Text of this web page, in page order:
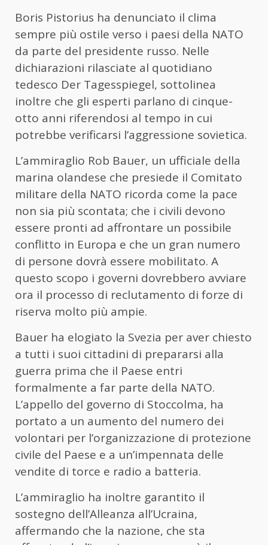
Boris Pistorius ha denunciato il clima
sempre più ostile verso i paesi della NATO
da parte del presidente russo. Nelle
dichiarazioni rilasciate al quotidiano
tedesco Der Tagesspiegel, sottolinea
inoltre che gli esperti parlano di cinque-
otto anni riferendosi al tempo in cui
potrebbe verificarsi l’aggressione sovietica.
L’ammiraglio Rob Bauer, un ufficiale della
marina olandese che presiede il Comitato
militare della NATO ricorda come la pace
non sia più scontata; che i civili devono
essere pronti ad affrontare un possibile
conflitto in Europa e che un gran numero
di persone dovrà essere mobilitato. A
questo scopo i governi dovrebbero avviare
ora il processo di reclutamento di forze di
riserva molto più ampie.
Bauer ha elogiato la Svezia per aver chiesto
a tutti i suoi cittadini di prepararsi alla
guerra prima che il Paese entri
formalmente a far parte della NATO.
L’appello del governo di Stoccolma, ha
portato a un aumento del numero dei
volontari per l’organizzazione di protezione
civile del Paese e a un’impennata delle
vendite di torce e radio a batteria.
L’ammiraglio ha inoltre garantito il
sostegno dell’Alleanza all’Ucraina,
affermando che la nazione, che sta